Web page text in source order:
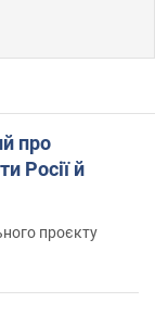
про
Росії й
проєкту